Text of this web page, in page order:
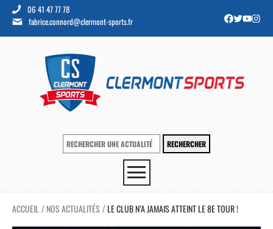
06 41 47 77 78
fabrice.connord@clermont-sports.fr
ACCUEIL / NOS ACTUALITÉS /LE CLUB N’A JAMAIS ATTEINT LE 8E TOUR !